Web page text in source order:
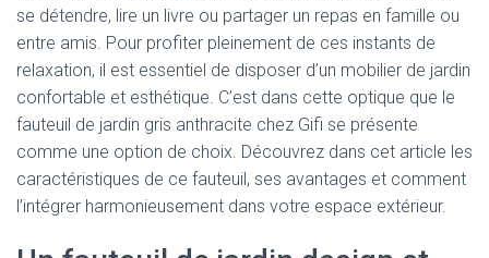
se détendre, lire un livre ou partager un repas en famille ou
entre amis. Pour profiter pleinement de ces instants de
relaxation, il est essentiel de disposer d’un mobilier de jardin
confortable et esthétique. C’est dans cette optique que le
fauteuil de jardin gris anthracite chez Gifi se présente
comme une option de choix. Découvrez dans cet article les
caractéristiques de ce fauteuil, ses avantages et comment
l’intégrer harmonieusement dans votre espace extérieur.